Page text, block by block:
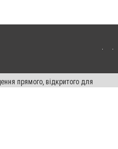
прямого, відкритого для